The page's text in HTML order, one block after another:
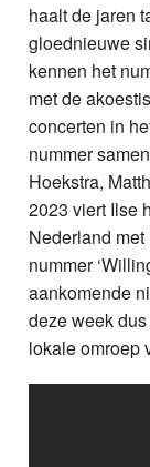
haalt de jaren
gloednieuwe
kennen het
met de
concerten in
nummer
Hoekstra,
2023 viert Ilse
Nederland met
nummer
aankomende
deze week dus
lokale omroep